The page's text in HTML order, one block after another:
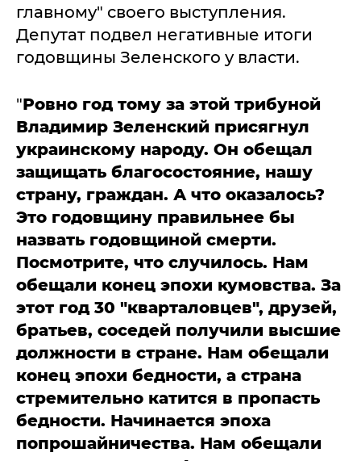
главному" своего выступления.
Депутат подвел негативные итоги
годовщины Зеленского у власти.
"Ровно год тому за этой трибуной
Владимир Зеленский присягнул
украинскому народу. Он обещал
защищать благосостояние, нашу
страну, граждан. А что оказалось?
Это годовщину правильнее бы
назвать годовщиной смерти.
Посмотрите, что случилось. Нам
обещали конец эпохи кумовства. За
этот год 30 "кварталовцев", друзей,
братьев, соседей получили высшие
должности в стране. Нам обещали
конец эпохи бедности, а страна
стремительно катится в пропасть
бедности. Начинается эпоха
попрошайничества. Нам обещали